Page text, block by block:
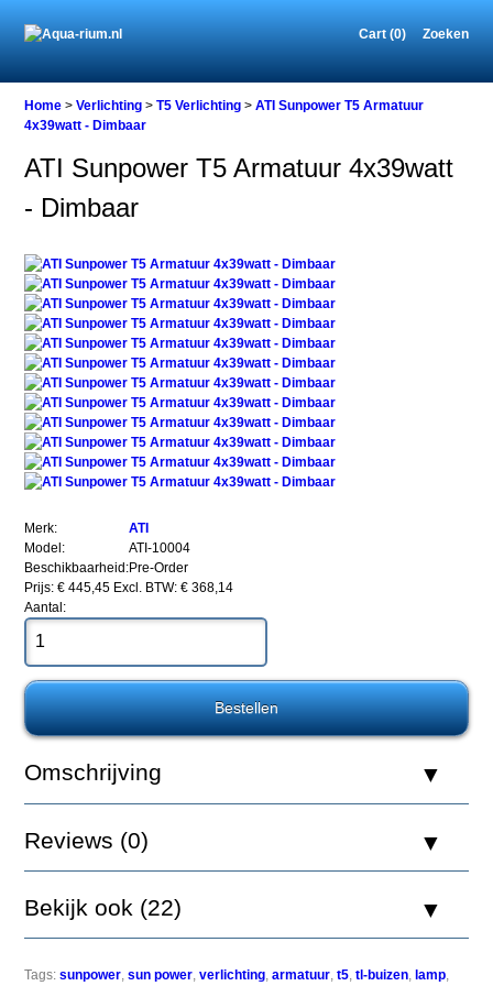
Cart (0) Zoeken
Home
Verlichting
Verlichting
Sunpower
T5
Armatuur
4x39watt
-
Dimbaar
T5
Armatuur
4x39watt
-
Dimbaar
favoriet
die
of-
line
lage
Home >Verlichting >T5 Verlichting >ATI Sunpower T5 Armatuur
4x39watt - Dimbaar
ATI Sunpower T5 Armatuur 4x39watt
- Dimbaar
Merk:
ATI
Model:
ATI-10004
Beschikbaarheid:Pre-Order
Prijs: € 445,45 Excl. BTW: € 368,14
Aantal:
Omschrijving
Reviews (0)
Bekijk ook (22)
Tags: sunpower,sun power,verlichting,armatuur,t5,tl-buizen, lamp,